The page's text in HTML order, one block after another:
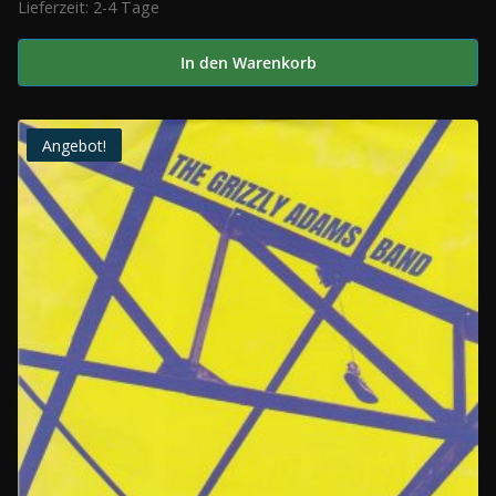
Lieferzeit: 2-4 Tage
In den Warenkorb
Angebot!